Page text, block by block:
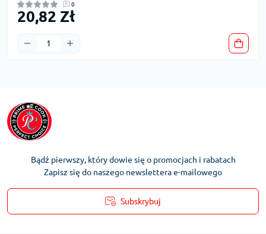
0
20,82 Zł
Bądź pierwszy, który dowie się o promocjach i rabatach
Zapisz się do naszego newslettera e-mailowego
Subskrybuj